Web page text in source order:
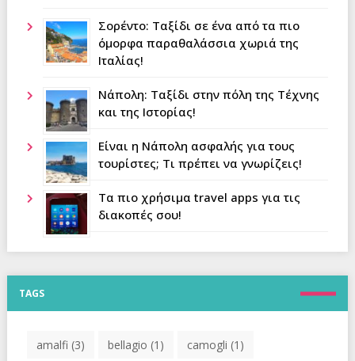
Σορέντο: Ταξίδι σε ένα από τα πιο
όμορφα παραθαλάσσια χωριά της
Ιταλίας!
Νάπολη: Tαξίδι στην πόλη της Τέχνης
και της Ιστορίας!
Είναι η Νάπολη ασφαλής για τους
τουρίστες; Τι πρέπει να γνωρίζεις!
Τα πιο χρήσιμα travel apps για τις
διακοπές σου!
TAGS
amalfi (3) bellagio (1) camogli (1)